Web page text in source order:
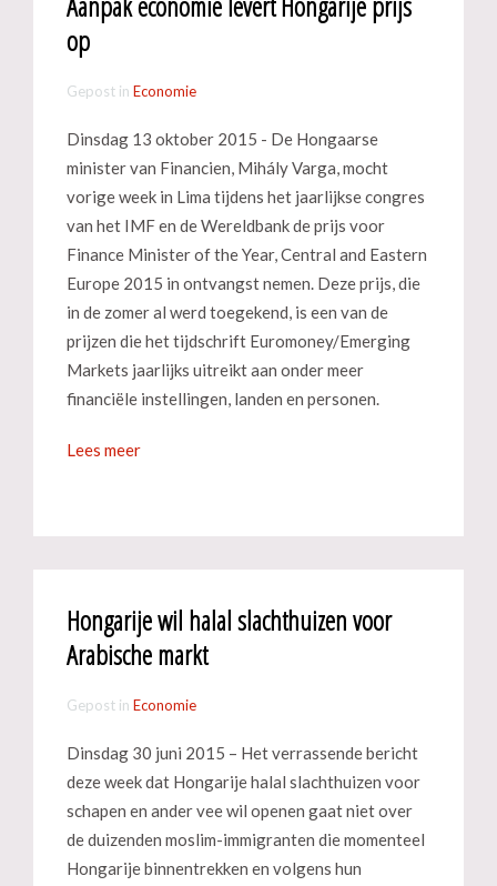
op
Gepost in Economie
Dinsdag 13 oktober 2015 - De Hongaarse
minister van Financien, Mihály Varga, mocht
vorige week in Lima tijdens het jaarlijkse congres
van het IMF en de Wereldbank de prijs voor
Finance Minister of the Year, Central and Eastern
Europe 2015 in ontvangst nemen. Deze prijs, die
in de zomer al werd toegekend, is een van de
prijzen die het tijdschrift Euromoney/Emerging
Markets jaarlijks uitreikt aan onder meer
financiële instellingen, landen en personen.
Lees meer
Hongarije wil halal slachthuizen voor
Arabische markt
Gepost in Economie
Dinsdag 30 juni 2015 – Het verrassende bericht
deze week dat Hongarije halal slachthuizen voor
schapen en ander vee wil openen gaat niet over
de duizenden moslim-immigranten die momenteel
Hongarije binnentrekken en volgens hun